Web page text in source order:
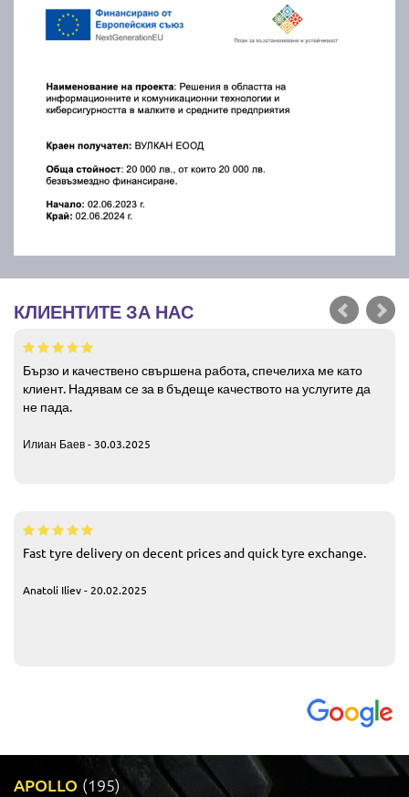
КЛИЕНТИТЕ ЗА НАС
Бързо и качествено свършена работа, спечелиха ме като
клиент. Надявам се за в бъдеще качеството на услугите да
не пада.
Илиан Баев - 30.03.2025
Fast tyre delivery on decent prices and quick tyre exchange.
Anatoli Iliev - 20.02.2025
APOLLO (195)